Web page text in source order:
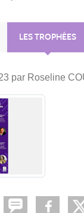
LES TROPHÉES
par Roseline